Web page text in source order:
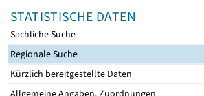
STATISTISCHE DATEN
Sachliche Suche
Regionale Suche
Kürzlich bereitgestellte Daten